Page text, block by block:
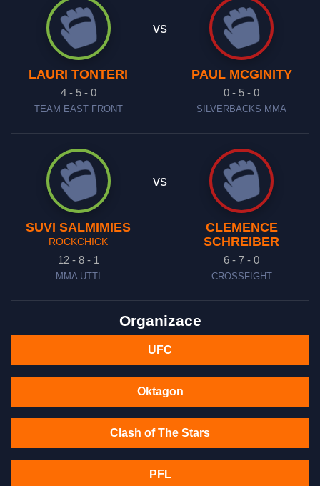
LAURI TONTERI
4 - 5 - 0
TEAM EAST FRONT
vs
PAUL MCGINITY
0 - 5 - 0
SILVERBACKS MMA
SUVI SALMIMIES
ROCKCHICK
12 - 8 - 1
MMA UTTI
vs
CLEMENCE
SCHREIBER
6 - 7 - 0
CROSSFIGHT
Organizace
UFC
Oktagon
Clash of The Stars
PFL